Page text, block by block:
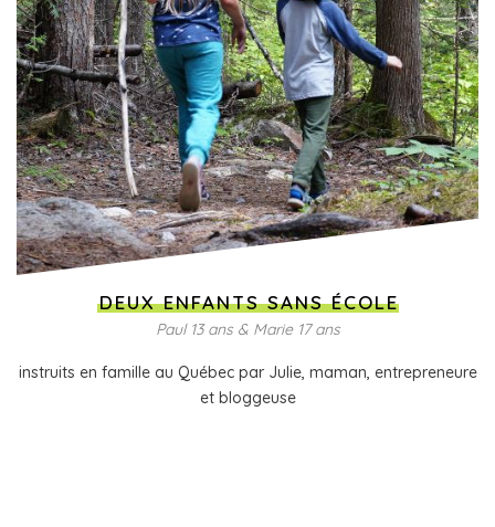
DEUX ENFANTS SANS ÉCOLE
Paul 13 ans & Marie 17 ans
instruits en famille au Québec par Julie, maman, entrepreneure
et bloggeuse